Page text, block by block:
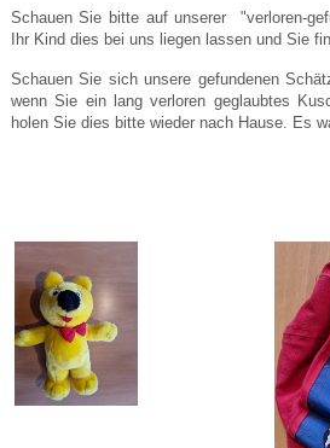
Schauen Sie bitte auf unserer "verloren-
Ihr Kind dies bei uns liegen lassen und Sie
Schauen Sie sich unsere gefundenen
wenn Sie ein lang verloren geglaubtes
holen Sie dies bitte wieder nach Hause. Es